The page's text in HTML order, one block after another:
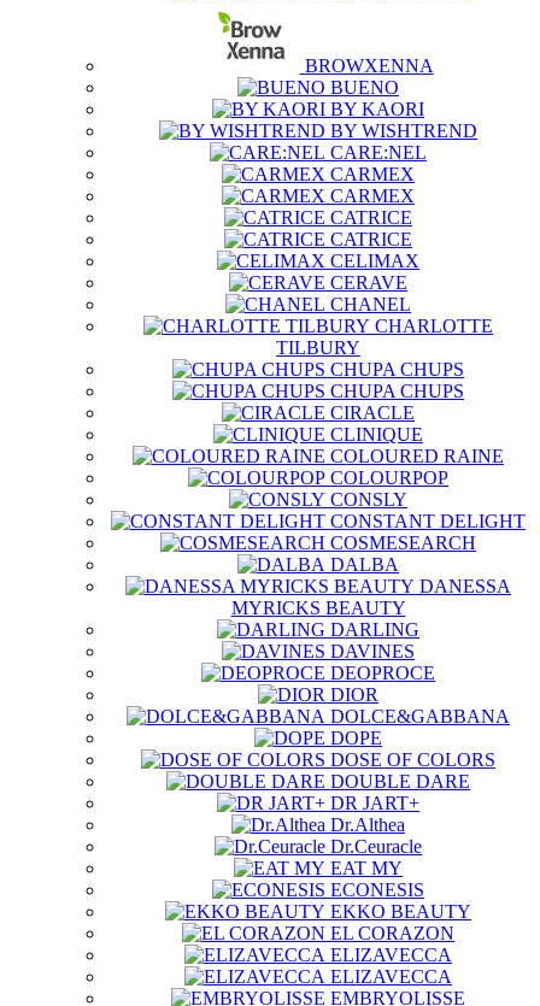
BROWXENNA
BUENO
BY KAORI
BY WISHTREND
CARE:NEL
CARMEX
CARMEX
CATRICE
CATRICE
CELIMAX
CERAVE
CHANEL
CHARLOTTE
TILBURY
CHUPA CHUPS
CHUPA CHUPS
CIRACLE
CLINIQUE
COLOURED RAINE
COLOURPOP
CONSLY
CONSTANT DELIGHT
COSMESEARCH
DALBA
DANESSA
MYRICKS BEAUTY
DARLING
DAVINES
DEOPROCE
DIOR
DOLCE&GABBANA
DOPE
DOSE OF COLORS
DOUBLE DARE
DR JART+
Dr.Althea
Dr.Ceuracle
EAT MY
ECONESIS
EKKO BEAUTY
EL CORAZON
ELIZAVECCA
ELIZAVECCA
EMBRYOLISSE